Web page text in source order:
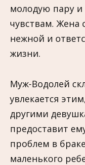
молодую пару
чувствам. Жена
нежной и
жизни.
Муж-Водолей
увлекается
другими
предоставит
проблем в
маленького